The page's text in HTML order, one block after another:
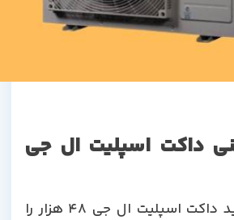
اسپلیت ال جی
پیش از اینکه خرید داکت اسپلیت ال جی 48 هزار را